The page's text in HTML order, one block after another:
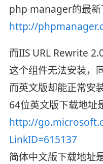
php manager的最新
http://
而IIS URL Rewrite
这个组件无法安装，
而英文版却能正常安装
64位英文版下载地址
http://
LinkID=615137
简体中文版下载地址是